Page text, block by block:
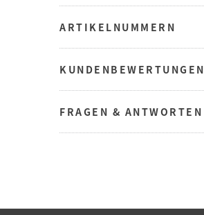
ARTIKELNUMMERN
KUNDENBEWERTUNGEN
FRAGEN & ANTWORTEN